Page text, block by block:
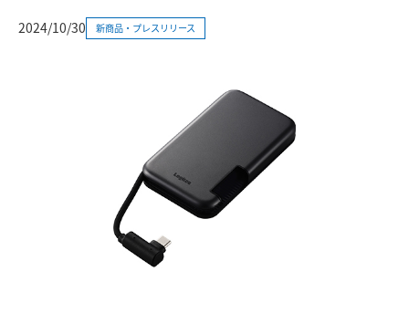
2024/10/30 新商品・プレスリリース